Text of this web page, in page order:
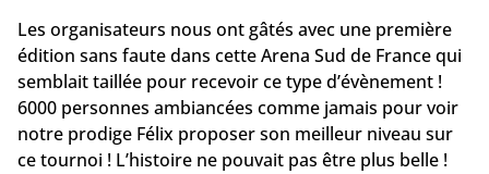
Les organisateurs nous ont gâtés avec une première
édition sans faute dans cette Arena Sud de France qui
semblait taillée pour recevoir ce type d’évènement !
6000 personnes ambiancées comme jamais pour voir
notre prodige Félix proposer son meilleur niveau sur
ce tournoi ! L’histoire ne pouvait pas être plus belle !